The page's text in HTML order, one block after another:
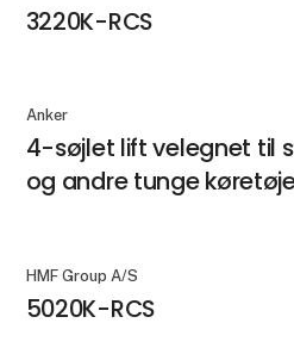
3220K-RCS
Anker
4-søjlet lift velegnet til
og andre tunge
HMF Group A/S
5020K-RCS